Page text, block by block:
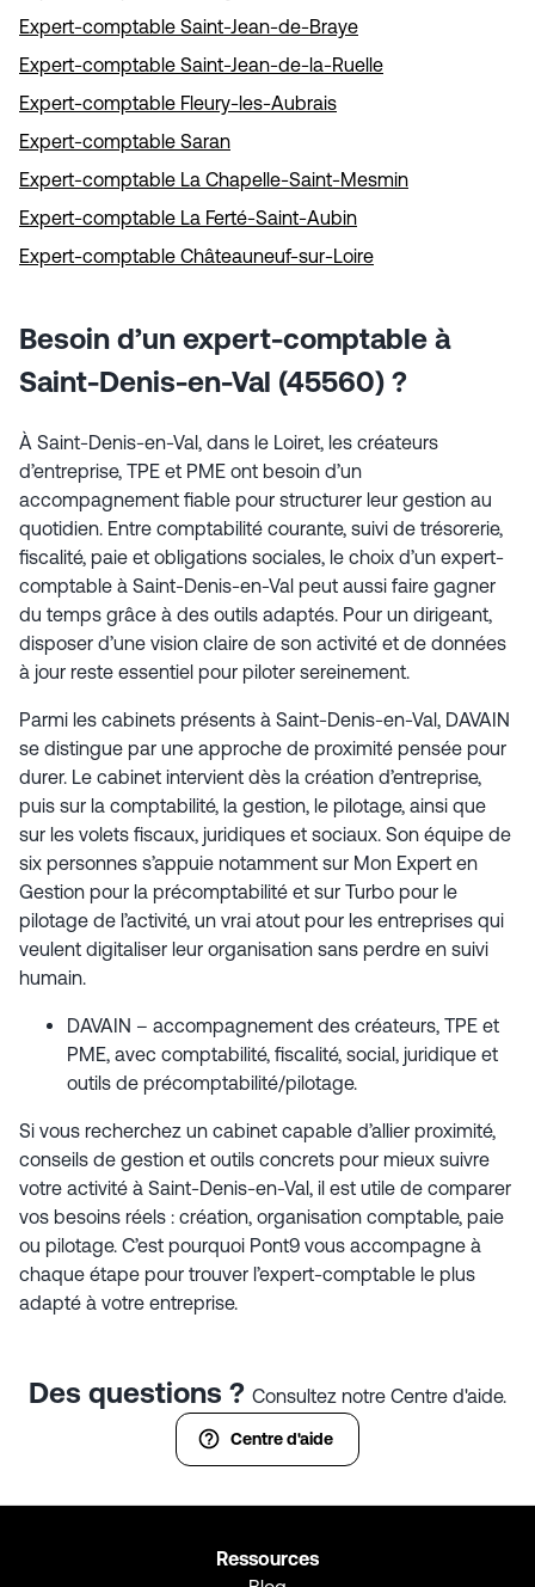
Expert-comptable Saint-Jean-de-Braye
Expert-comptable Saint-Jean-de-la-Ruelle
Expert-comptable Fleury-les-Aubrais
Expert-comptable Saran
Expert-comptable La Chapelle-Saint-Mesmin
Expert-comptable La Ferté-Saint-Aubin
Expert-comptable Châteauneuf-sur-Loire
Besoin d’un expert-comptable à
Saint-Denis-en-Val (45560) ?
À Saint-Denis-en-Val, dans le Loiret, les créateurs
d’entreprise, TPE et PME ont besoin d’un
accompagnement fiable pour structurer leur gestion au
quotidien. Entre comptabilité courante, suivi de trésorerie,
fiscalité, paie et obligations sociales, le choix d’un expert-
comptable à Saint-Denis-en-Val peut aussi faire gagner
du temps grâce à des outils adaptés. Pour un dirigeant,
disposer d’une vision claire de son activité et de données
à jour reste essentiel pour piloter sereinement.
Parmi les cabinets présents à Saint-Denis-en-Val, DAVAIN
se distingue par une approche de proximité pensée pour
durer. Le cabinet intervient dès la création d’entreprise,
puis sur la comptabilité, la gestion, le pilotage, ainsi que
sur les volets fiscaux, juridiques et sociaux. Son équipe de
six personnes s’appuie notamment sur Mon Expert en
Gestion pour la précomptabilité et sur Turbo pour le
pilotage de l’activité, un vrai atout pour les entreprises qui
veulent digitaliser leur organisation sans perdre en suivi
humain.
DAVAIN – accompagnement des créateurs, TPE et
PME, avec comptabilité, fiscalité, social, juridique et
outils de précomptabilité/pilotage.
Si vous recherchez un cabinet capable d’allier proximité,
conseils de gestion et outils concrets pour mieux suivre
votre activité à Saint-Denis-en-Val, il est utile de comparer
vos besoins réels : création, organisation comptable, paie
ou pilotage. C’est pourquoi Pont9 vous accompagne à
chaque étape pour trouver l’expert-comptable le plus
adapté à votre entreprise.
Des questions ? Consultez notre Centre d'aide.
Centre d'aide
Ressources